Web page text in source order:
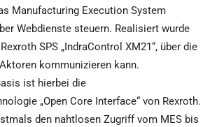
Manufacturing Execution System
Webdienste steuern. Realisiert wurde
SPS „IndraControl XM21“, über die
kommunizieren kann.
ist hierbei die
„Open Core Interface“ von Rexroth.
den nahtlosen Zugriff vom MES bis